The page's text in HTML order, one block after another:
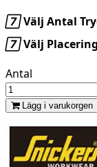
Välj Antal
Välj
Antal
Lägg i varukorgen